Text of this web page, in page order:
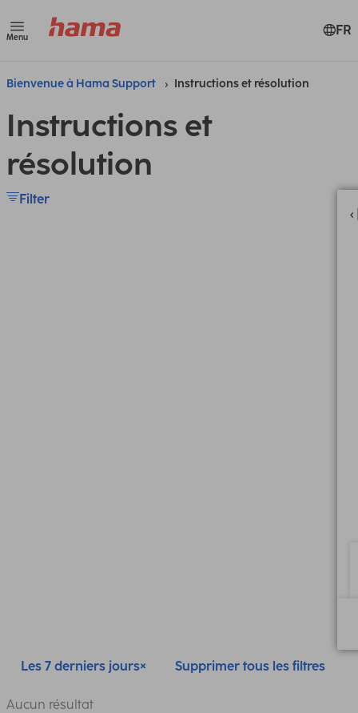
Menu FR
Bienvenue à Hama Support Instructions et résolution
Instructions et
résolution
Filter
Les 7 derniers jours Supprimer tous les filtres
Aucun résultat